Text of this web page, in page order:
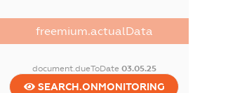
freemium.actualData
document.dueToDate 03.05.25
SEARCH.ONMONITORING